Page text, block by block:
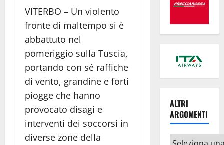
VITERBO – Un violento
fronte di maltempo si è
abbattuto nel
pomeriggio sulla Tuscia,
portando con sé raffiche
di vento, grandine e forti
piogge che hanno
provocato disagi e
interventi dei soccorsi in
diverse zone della
ALTRI
ARGOMENTI
Altri